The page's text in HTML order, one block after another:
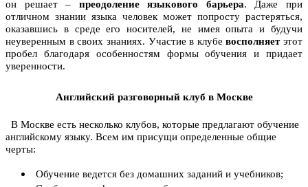
он решает – преодоление языкового барьера. Даже при
отличном знании языка человек может попросту растеряться,
оказавшись в среде его носителей, не имея опыта и будучи
неуверенным в своих знаниях. Участие в клубевосполняетэтот
пробел благодаря особенностям формы обучения и придает
уверенности.
Английский разговорный клуб в Москве
В Москве есть несколько клубов, которые предлагают обучение
английскому языку. Всем им присущи определенные общие
черты:
Обучение ведется без домашних заданий и учебников;